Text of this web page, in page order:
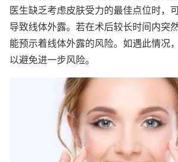
医生缺乏考虑皮肤受力的最佳点位时，
导致线体外露。若在术后较长时间内突
能预示着线体外露的风险。如遇此情况
以避免进一步风险。